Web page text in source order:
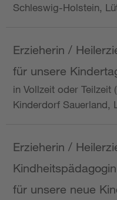
Schleswig-Holstein,
Erzieherin /
für unsere
in Vollzeit oder Teilzeit
Kinderdorf Sauerland,
Erzieherin /
für unsere neue